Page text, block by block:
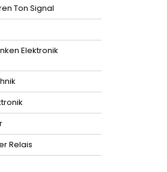
Ton Signal
Elektronik
Relais